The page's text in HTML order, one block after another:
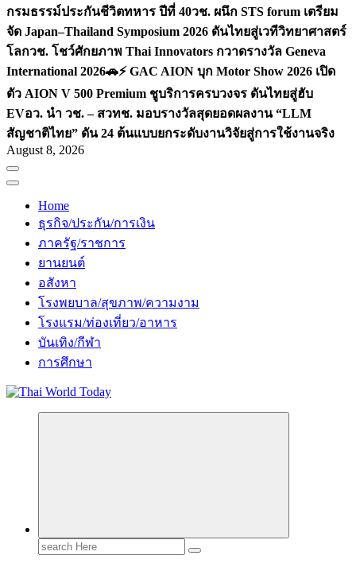
กรมธรรม์ประกันชีวิตทหาร ปีที่ 40วช. ผนึก STS forum เตรียม
จัด Japan–Thailand Symposium 2026 ดันไทยสู่เวทีวิทยาศาสตร์
โลกวช. โชว์ศักยภาพ Thai Innovators กวาดรางวัล Geneva
International 2026🚗⚡️ GAC AION บุก Motor Show 2026 เปิด
ตัว AION V 500 Premium ชูบริการครบวงจร ดันไทยสู่ฮับ
EVอว. นำ วช. – สวทช. มอบรางวัลสุดยอดผลงาน “LLM
สัญชาติไทย” ดัน 24 ต้นแบบยกระดับงานวิจัยสู่การใช้งานจริง
August 8, 2026
Home
ธุรกิจ/ประกัน/การเงิน
ภาครัฐ/ราชการ
ยานยนต์
อสังหา
โรงพยบาล/สุขภาพ/ความงาม
โรงแรม/ท่องเที่ยว/อาหาร
บันเทิง/กีฬา
การศึกษา
Search
for: